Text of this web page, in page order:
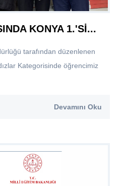
KONYA 1.'Sİ...
tarafından düzenlenen
Kategorisinde öğrencimiz
Devamını Oku